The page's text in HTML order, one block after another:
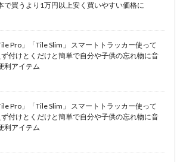
で買うより1万円以上安く買いやすい価格に
Pro」「Tile Slim」 スマートトラッカー使って
付けとくだけと簡単で自分や子供の忘れ物に音
利アイテム
Pro」「Tile Slim」 スマートトラッカー使って
付けとくだけと簡単で自分や子供の忘れ物に音
利アイテム